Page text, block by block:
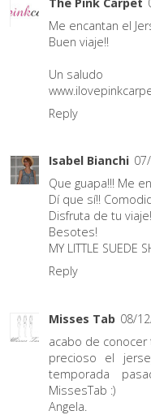
Me encantan el
Buen viaje!!
Un saludo
Reply
Isabel Bianchi
Que guapa!!! Me
Dí que sí!!
Disfruta de tu
Besotes!
MY LITTLE SUEDE
Reply
Misses Tab 08/
acabo de conocer
precioso el
temporada
MissesTab :)
Angela.